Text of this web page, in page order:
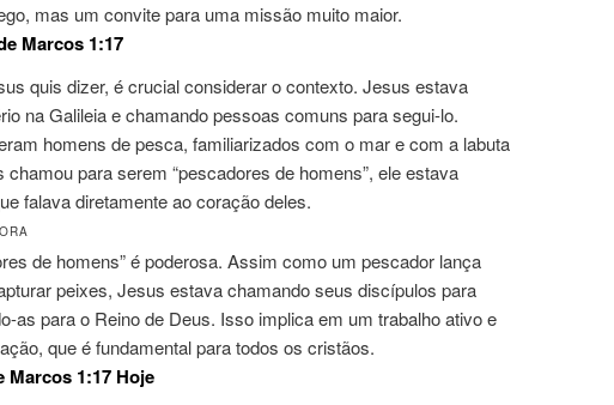
mas um convite para uma missão muito maior.
Marcos 1:17
quis dizer, é crucial considerar o contexto. Jesus estava
na Galileia e chamando pessoas comuns para segui-lo.
homens de pesca, familiarizados com o mar e com a labuta
para serem “pescadores de homens”, ele estava
falava diretamente ao coração deles.
de homens” é poderosa. Assim como um pescador lança
peixes, Jesus estava chamando seus discípulos para
as para o Reino de Deus. Isso implica em um trabalho ativo e
que é fundamental para todos os cristãos.
Marcos 1:17 Hoje